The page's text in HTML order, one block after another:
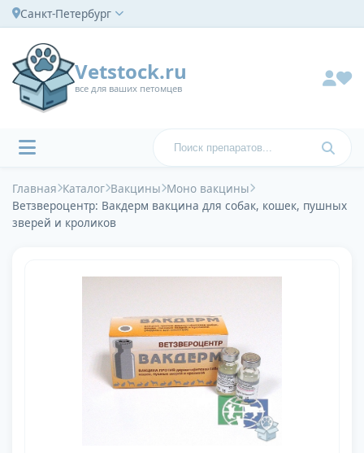
Санкт-Петербург
Vetstock.ru
все для ваших петомцев
Главная Каталог Вакцины Моно вакцины
Ветзвероцентр: Вакдерм вакцина для собак, кошек, пушных
зверей и кроликов